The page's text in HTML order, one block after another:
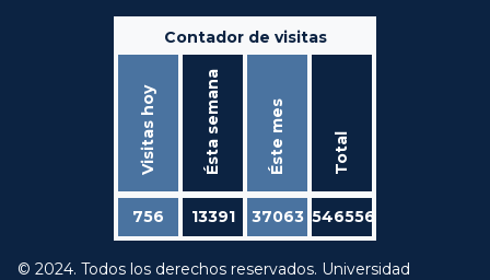
Contador de visitas
Visitas hoy Ésta semana Éste mes Total
756 13391 37063 546556
© 2024. Todos los derechos reservados. Universidad